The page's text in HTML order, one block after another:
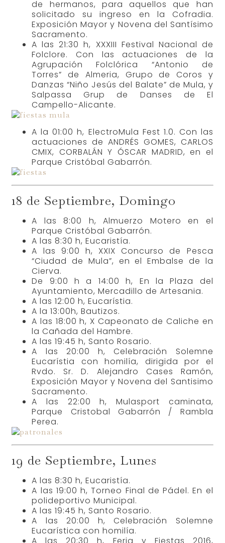
de hermanos, para aquellos que han
solicitado su ingreso en la Cofradia.
Exposición Mayor y Novena del Santísimo
Sacramento.
A las 21:30 h, XXXIII Festival Nacional de
Folclore. Con las actuaciones de la
Agrupación Folclórica “Antonio de
Torres” de Almeria, Grupo de Coros y
Danzas “Niño Jesús del Balate” de Mula, y
Salpassa Grup de Danses de El
Campello-Alicante.
A la 01:00 h, ElectroMula Fest 1.0. Con las
actuaciones de ANDRÉS GOMES, CARLOS
CMIX, CORBALÁN Y ÓSCAR MADRID, en el
Parque Cristóbal Gabarrón.
18 de Septiembre, Domingo
A las 8:00 h, Almuerzo Motero en el
Parque Cristóbal Gabarrón.
A las 8:30 h, Eucaristía.
A las 9:00 h, XXIX Concurso de Pesca
“Ciudad de Mula”, en el Embalse de la
Cierva.
De 9:00 h a 14:00 h, En la Plaza del
Ayuntamiento, Mercadillo de Artesania.
A las 12:00 h, Eucarístia.
A la 13:00h, Bautizos.
A las 18:00 h, X Capeonato de Caliche en
la Cañada del Hambre.
A las 19:45 h, Santo Rosario.
A las 20:00 h, Celebración Solemne
Eucarístia con homilía, dirigida por el
Rvdo. Sr. D. Alejandro Cases Ramón,
Exposición Mayor y Novena del Santisimo
Sacramento.
A las 22:00 h, Mulasport caminata,
Parque Cristobal Gabarrón / Rambla
Perea.
19 de Septiembre, Lunes
A las 8:30 h, Eucaristía.
A las 19:00 h, Torneo Final de Pádel. En el
polideportivo Municipal.
A las 19:45 h, Santo Rosario.
A las 20:00 h, Celebración Solemne
Eucarística con homilía.